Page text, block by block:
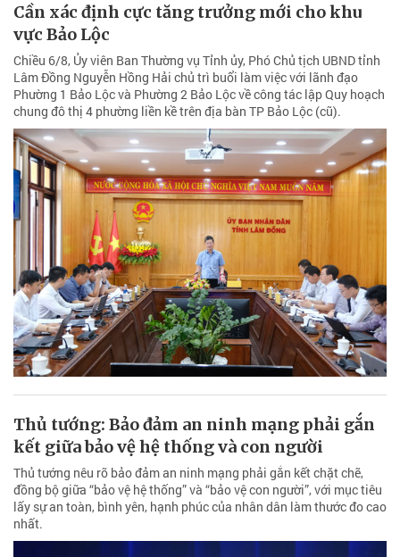
Cần xác định cực tăng trưởng mới cho khu
vực Bảo Lộc
Chiều 6/8, Ủy viên Ban Thường vụ Tỉnh ủy, Phó Chủ tịch UBND tỉnh
Lâm Đồng Nguyễn Hồng Hải chủ trì buổi làm việc với lãnh đạo
Phường 1 Bảo Lộc và Phường 2 Bảo Lộc về công tác lập Quy hoạch
chung đô thị 4 phường liền kề trên địa bàn TP Bảo Lộc (cũ).
Thủ tướng: Bảo đảm an ninh mạng phải gắn
kết giữa bảo vệ hệ thống và con người
Thủ tướng nêu rõ bảo đảm an ninh mạng phải gắn kết chặt chẽ,
đồng bộ giữa “bảo vệ hệ thống” và “bảo vệ con người”, với mục tiêu
lấy sự an toàn, bình yên, hạnh phúc của nhân dân làm thước đo cao
nhất.